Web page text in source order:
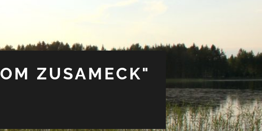
ZUSAMECK"